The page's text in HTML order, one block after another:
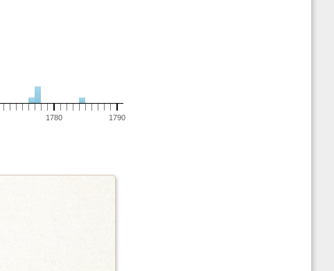
1780 1790